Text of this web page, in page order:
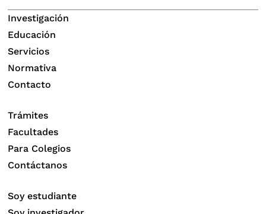
Investigación
Educación
Servicios
Normativa
Contacto
Trámites
Facultades
Para Colegios
Contáctanos
Soy estudiante